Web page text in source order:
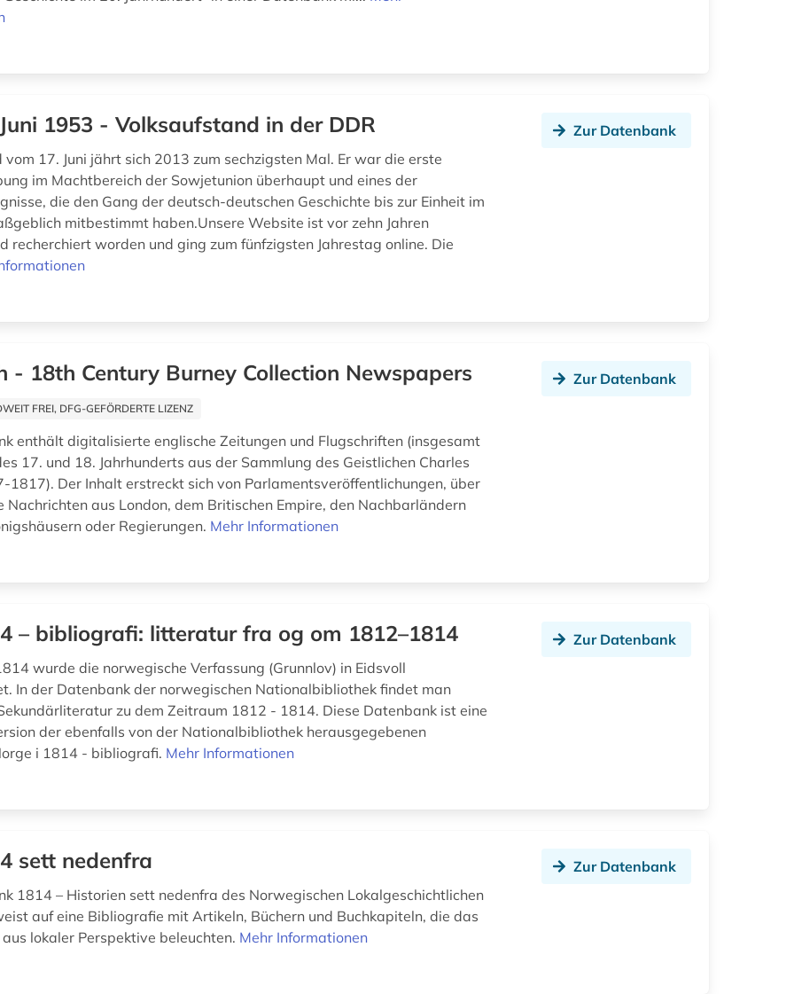
1953 - Volksaufstand in der DDR
vom 17. Juni jährt sich 2013 zum sechzigsten Mal. Er war die erste
im Machtbereich der Sowjetunion überhaupt und eines der
die den Gang der deutsch-deutschen Geschichte bis zur Einheit im
mitbestimmt haben.Unsere Website ist vor zehn Jahren
recherchiert worden und ging zum fünfzigsten Jahrestag online. Die
Zur Datenbank
- 18th Century Burney Collection Newspapers
FREI, DFG-GEFÖRDERTE LIZENZ
enthält digitalisierte englische Zeitungen und Flugschriften (insgesamt
17. und 18. Jahrhunderts aus der Sammlung des Geistlichen Charles
1817). Der Inhalt erstreckt sich von Parlamentsveröffentlichungen, über
Nachrichten aus London, dem Britischen Empire, den Nachbarländern
oder Regierungen. Mehr Informationen
Zur Datenbank
– bibliografi: litteratur fra og om 1812–1814
wurde die norwegische Verfassung (Grunnlov) in Eidsvoll
In der Datenbank der norwegischen Nationalbibliothek findet man
zu dem Zeitraum 1812 - 1814. Diese Datenbank ist eine
der ebenfalls von der Nationalbibliothek herausgegebenen
i 1814 - bibliografi. Mehr Informationen
Zur Datenbank
sett nedenfra
1814 – Historien sett nedenfra des Norwegischen Lokalgeschichtlichen
auf eine Bibliografie mit Artikeln, Büchern und Buchkapiteln, die das
lokaler Perspektive beleuchten. Mehr Informationen
Zur Datenbank